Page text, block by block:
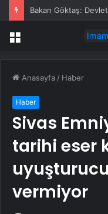
Bakan Göktaş: Devlet
Menü
Anasayfa / Haber
Haber
Sivas
tarihi eser
vermiyor